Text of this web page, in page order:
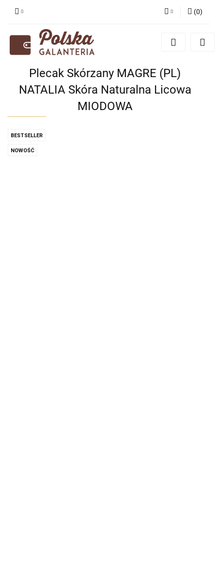
Zaloguj się
Zgody cookies
(0)
Plecak Skórzany MAGRE (PL)
NATALIA Skóra Naturalna Licowa
MIODOWA
BESTSELLER
NOWOŚĆ